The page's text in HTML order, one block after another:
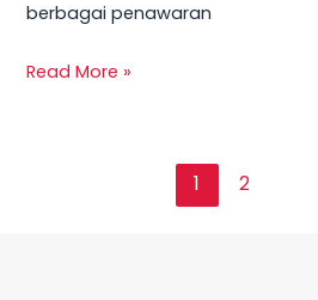
berbagai penawaran
Read More »
1 2